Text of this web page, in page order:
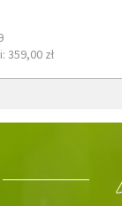
359,00 zł